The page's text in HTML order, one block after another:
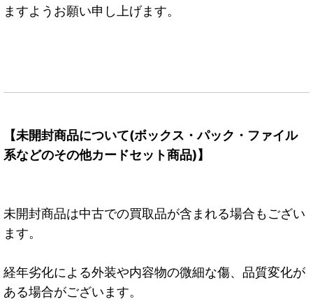
ますようお願い申し上げます。
【未開封商品について(ボックス・パック・ファイル
系などのその他カードセット商品)】
未開封商品は中古での買取品が含まれる場合もござい
ます。
経年劣化による外装や内容物の微細な傷、品質変化が
ある場合がございます。